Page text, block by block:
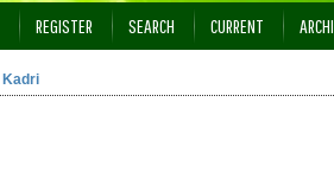
REGISTER SEARCH CURRENT
Kadri